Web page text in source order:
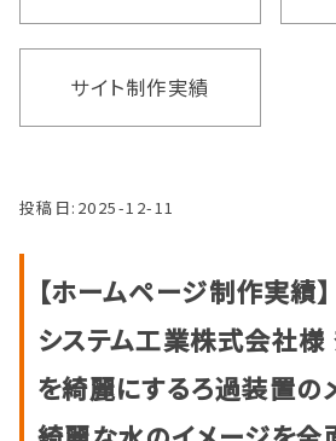
サイト制作実績
投稿日: 2025-12-11
【ホームページ制作実績
システム工業株式会社
を綺麗にするろ過装置の